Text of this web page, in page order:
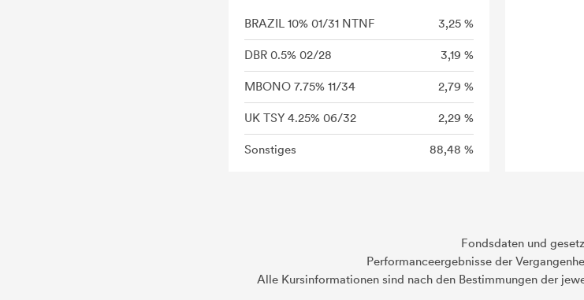
BRAZIL 10% 01/31 NTNF 3,25 %
DBR 0.5% 02/28 3,19 %
MBONO 7.75% 11/34 2,79 %
UK TSY 4.25% 06/32 2,29 %
Sonstiges 88,48 %
Fondsdaten und
Performanceergebnisse der
Alle Kursinformationen sind nach den Bestimmungen der